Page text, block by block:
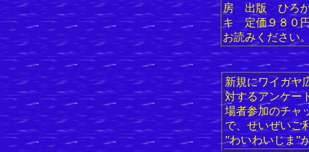
房 出版 ひろか
キ 定価９８
お読みください
新規にワイガヤ
対するアンケー
場者参加のチャ
で、せいぜいご
”わいわいじま”